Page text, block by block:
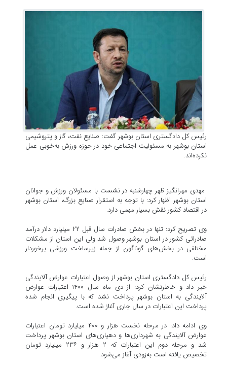
رئیس کل دادگستری استان بوشهر گفت: صنایع نفت، گاز و پتروشیمی
استان بوشهر به مسئولیت اجتماعی خود در حوزه ورزش به‌خوبی عمل
نکرده‌اند.
مهدی مهرانگیز ظهر چهارشنبه در نشست با مسئولان ورزش و جوانان
استان بوشهر اظهار کرد: با توجه به استقرار صنایع بزرگ، استان بوشهر
در اقتصاد کشور نقش بسیار مهمی دارد.
وی تصریح کرد: تنها در بخش صادرات سال قبل ۲۲ میلیارد دلار درآمد
صادراتی کشور در استان بوشهر وصول شد ولی این استان از مشکلات
مختلفی در بخش‌های گوناگون از جمله زیرساخت ورزشی برخوردار
است.
رئیس کل دادگستری استان بوشهر از وصول اعتبارات عوارض آلایندگی
خبر داد و خاطرنشان کرد: از دی ماه سال ۱۴۰۰ اعتبارات عوارض
آلایندگی به استان بوشهر پرداخت نشد که با پیگیری انجام شده
پرداخت این اعتبارات در سال جاری آغاز شده است.
وی ادامه داد: در مرحله نخست هزار و ۴۰۰ میلیارد تومان اعتبارات
عوارض آلایندگی به شهرداری‌ها و دهیاری‌های استان بوشهر پرداخت
شد و مرحله دوم این اعتبارات که ۲ هزار و ۲۳۶ میلیارد تومان
تخصیص یافته است به‌زودی آغاز می‌شود.